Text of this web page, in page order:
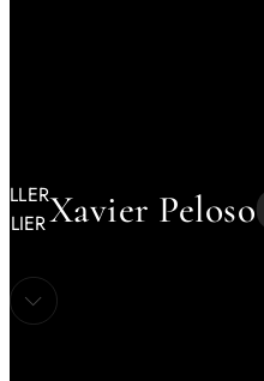
Xavier Peloso